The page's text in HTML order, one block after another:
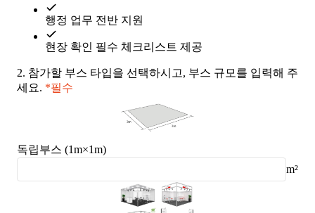
행정 업무 전반 지원
현장 확인 필수 체크리스트 제공
2. 참가할 부스 타입을 선택하시고, 부스 규모를 입력해 주
세요. *필수
독립부스 (1m×1m)
m²